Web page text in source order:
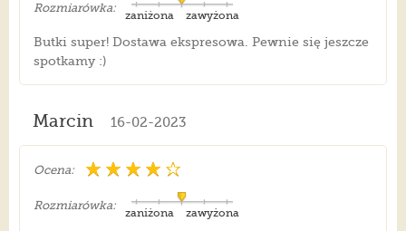
Rozmiarówka:
zawyżona
zaniżona
Butki super! Dostawa ekspresowa. Pewnie się jeszcze
spotkamy :)
Marcin 16-02-2023
Ocena:
Rozmiarówka:
zawyżona
zaniżona